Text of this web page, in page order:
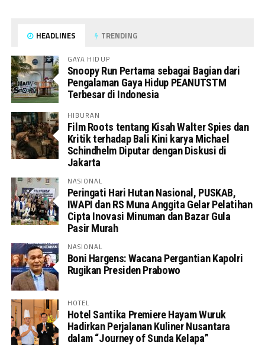
HEADLINES TRENDING
GAYA HIDUP
Snoopy Run Pertama sebagai Bagian dari
Pengalaman Gaya Hidup PEANUTSTM
Terbesar di Indonesia
HIBURAN
Film Roots tentang Kisah Walter Spies dan
Kritik terhadap Bali Kini karya Michael
Schindhelm Diputar dengan Diskusi di
Jakarta
NASIONAL
Peringati Hari Hutan Nasional, PUSKAB,
IWAPI dan RS Muna Anggita Gelar Pelatihan
Cipta Inovasi Minuman dan Bazar Gula
Pasir Murah
NASIONAL
Boni Hargens: Wacana Pergantian Kapolri
Rugikan Presiden Prabowo
HOTEL
Hotel Santika Premiere Hayam Wuruk
Hadirkan Perjalanan Kuliner Nusantara
dalam “Journey of Sunda Kelapa”